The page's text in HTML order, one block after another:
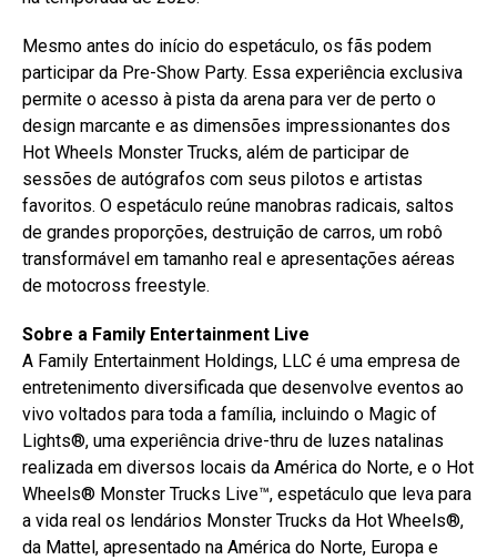
Mesmo antes do início do espetáculo, os fãs podem
participar da Pre-Show Party. Essa experiência exclusiva
permite o acesso à pista da arena para ver de perto o
design marcante e as dimensões impressionantes dos
Hot Wheels Monster Trucks, além de participar de
sessões de autógrafos com seus pilotos e artistas
favoritos. O espetáculo reúne manobras radicais, saltos
de grandes proporções, destruição de carros, um robô
transformável em tamanho real e apresentações aéreas
de motocross freestyle.
Sobre a Family Entertainment Live
A Family Entertainment Holdings, LLC é uma empresa de
entretenimento diversificada que desenvolve eventos ao
vivo voltados para toda a família, incluindo o Magic of
Lights®, uma experiência drive-thru de luzes natalinas
realizada em diversos locais da América do Norte, e o Hot
Wheels® Monster Trucks Live™, espetáculo que leva para
a vida real os lendários Monster Trucks da Hot Wheels®,
da Mattel, apresentado na América do Norte, Europa e